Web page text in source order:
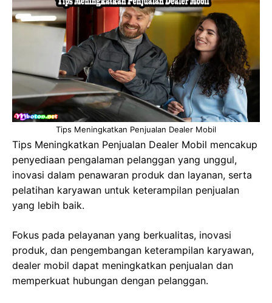
Tips Meningkatkan Penjualan Dealer Mobil
Tips Meningkatkan Penjualan Dealer Mobil mencakup
penyediaan pengalaman pelanggan yang unggul,
inovasi dalam penawaran produk dan layanan, serta
pelatihan karyawan untuk keterampilan penjualan
yang lebih baik.
Fokus pada pelayanan yang berkualitas, inovasi
produk, dan pengembangan keterampilan karyawan,
dealer mobil dapat meningkatkan penjualan dan
memperkuat hubungan dengan pelanggan.